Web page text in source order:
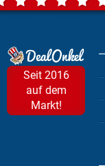
Seit 2016
auf dem
Markt!